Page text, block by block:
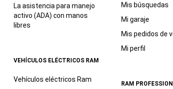
La asistencia para manejo
activo (ADA) con manos
libres
VEHÍCULOS ELÉCTRICOS RAM
Vehículos eléctricos Ram
Mis búsquedas
Mi garaje
Mis pedidos de
Mi perfil
RAM